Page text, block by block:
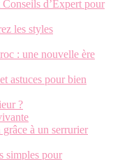
d’Expert pour
les styles
: une nouvelle ère
astuces pour bien
?
à un serrurier
simples pour